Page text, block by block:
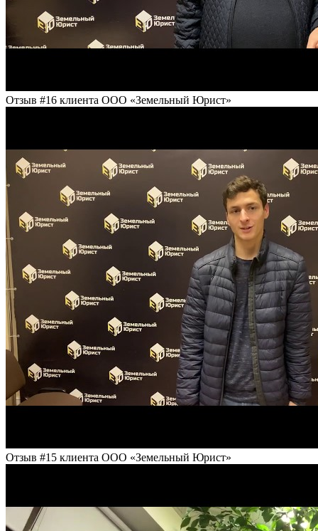
Отзыв #16 клиента ООО «Земельный Юрист»
Отзыв #15 клиента ООО «Земельный Юрист»